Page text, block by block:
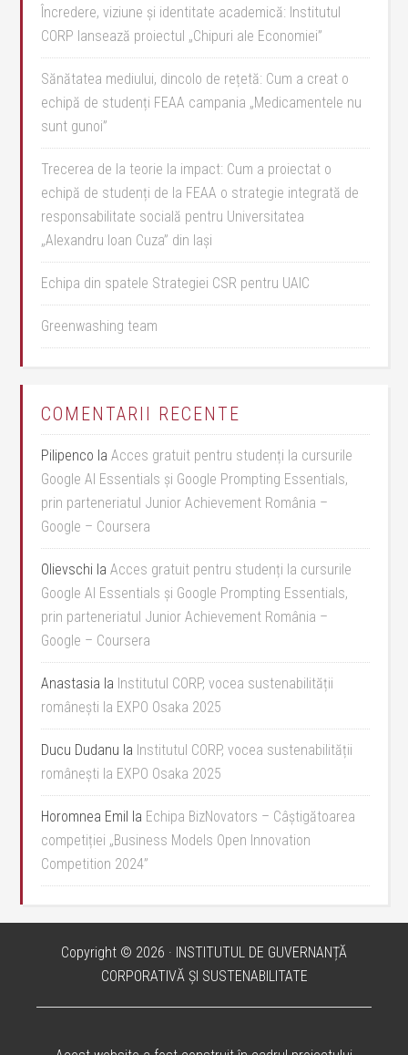
Încredere, viziune și identitate academică: Institutul
CORP lansează proiectul „Chipuri ale Economiei”
Sănătatea mediului, dincolo de rețetă: Cum a creat o
echipă de studenți FEAA campania „Medicamentele nu
sunt gunoi”
Trecerea de la teorie la impact: Cum a proiectat o
echipă de studenți de la FEAA o strategie integrată de
responsabilitate socială pentru Universitatea
„Alexandru Ioan Cuza” din Iași
Echipa din spatele Strategiei CSR pentru UAIC
Greenwashing team
COMENTARII RECENTE
Pilipenco laAcces gratuit pentru studenți la cursurile
Google AI Essentials și Google Prompting Essentials,
prin parteneriatul Junior Achievement România –
Google – Coursera
Olievschi laAcces gratuit pentru studenți la cursurile
Google AI Essentials și Google Prompting Essentials,
prin parteneriatul Junior Achievement România –
Google – Coursera
Anastasia la Institutul CORP, vocea sustenabilității
românești la EXPO Osaka 2025
Ducu Dudanu la Institutul CORP, vocea sustenabilității
românești la EXPO Osaka 2025
Horomnea Emil la Echipa BizNovators – Câștigătoarea
competiției „Business Models Open Innovation
Competition 2024”
Copyright © 2026 · INSTITUTUL DE GUVERNANȚĂ
CORPORATIVĂ ȘI SUSTENABILITATE